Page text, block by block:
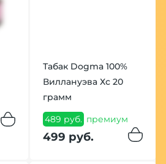
Табак Dogma 100%
Виллануэва Хс 20
грамм
489 руб. премиум
499 руб.